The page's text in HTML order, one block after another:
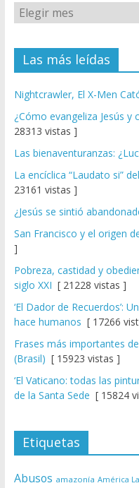
Las más leídas
Nightcrawler, El X-Men
¿Cómo evangeliza Jesús y
28313 vistas ]
Las bienaventuranzas:
La encíclica “Laudato si”
23161 vistas ]
¿Jesús se sintió
San Francisco y el origen
]
Pobreza, castidad y
siglo XXI [ 21228 vistas ]
‘El Dador de Recuerdos’:
hace humanos [ 17266
Frases más importantes
(Brasil) [ 15923 vistas ]
‘El Vaticano: todas las
de la Santa Sede [ 15824
Etiquetas
Abusos amazonía América